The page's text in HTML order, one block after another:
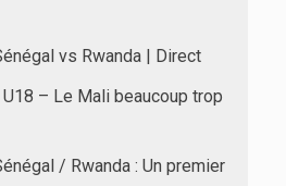
vs Rwanda | Direct
– Le Mali beaucoup trop
/ Rwanda : Un premier